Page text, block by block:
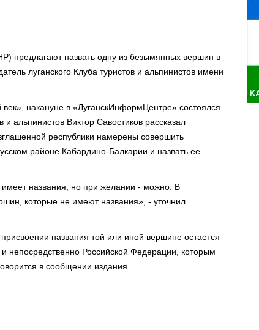
предлагают назвать одну из безымянных вершин в
луганского Клуба туристов и альпинистов имени
накануне в «ЛуганскИнформЦентре» состоялся
альпинистов Виктор Савостиков рассказал
республики намерены совершить
районе Кабардино-Балкарии и назвать ее
названия, но при желании - можно. В
которые не имеют названия», - уточнил
названия той или иной вершине остается
непосредственно Российской Федерации, которым
в сообщении издания.